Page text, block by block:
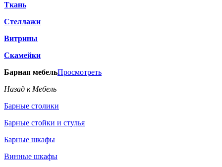
Ткань
Стеллажи
Витрины
Скамейки
Барная мебельПросмотреть
Назад к Мебель
Барные столики
Барные стойки и стулья
Барные шкафы
Винные шкафы